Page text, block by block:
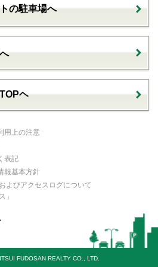
の駐車場へ
ヘ
用上の注意
表記
報基本方針
よびアクセスログについて
」
FUDOSAN REALTY CO., LTD.